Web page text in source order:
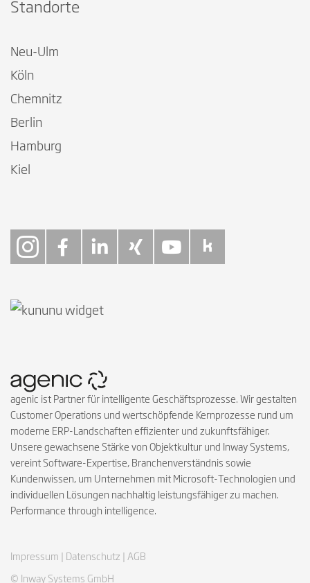
Standorte
Neu-Ulm
Köln
Chemnitz
Berlin
Hamburg
Kiel
agenic ist Partner für intelligente Geschäftsprozesse. Wir gestalten
Customer Operations und wertschöpfende Kernprozesse rund um
moderne ERP-Landschaften effizienter und zukunftsfähiger.
Unsere gewachsene Stärke von Objektkultur und Inway Systems,
vereint Software-Expertise, Branchenverständnis sowie
Kundenwissen, um Unternehmen mit Microsoft-Technologien und
individuellen Lösungen nachhaltig leistungsfähiger zu machen.
Performance through intelligence.
© Inway Systems GmbH
Impressum | Datenschutz | AGB